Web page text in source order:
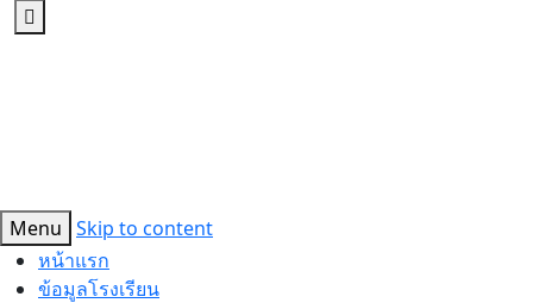
Menu Skip to content
หน้าแรก
ข้อมูลโรงเรียน